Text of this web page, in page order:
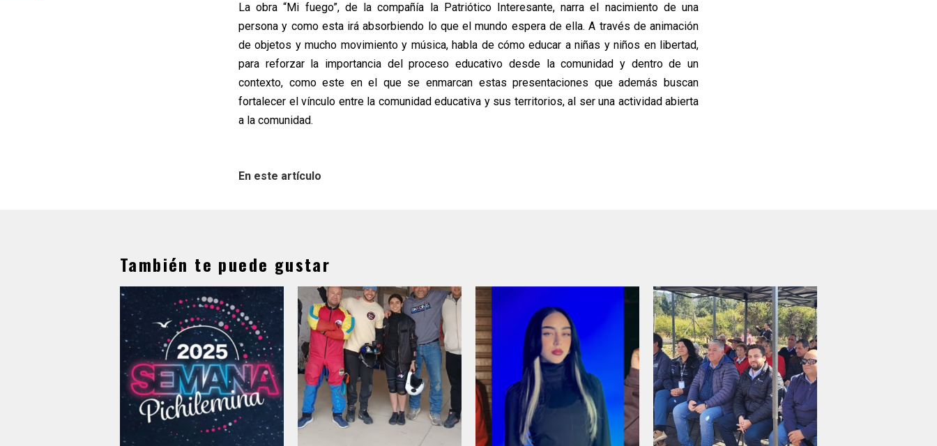
La obra “Mi fuego”, de la compañía la Patriótico Interesante, narra el nacimiento de una
persona y como esta irá absorbiendo lo que el mundo espera de ella. A través de animación
de objetos y mucho movimiento y música, habla de cómo educar a niñas y niños en libertad,
para reforzar la importancia del proceso educativo desde la comunidad y dentro de un
contexto, como este en el que se enmarcan estas presentaciones que además buscan
fortalecer el vínculo entre la comunidad educativa y sus territorios, al ser una actividad abierta
a la comunidad.
En este artículo
También te puede gustar